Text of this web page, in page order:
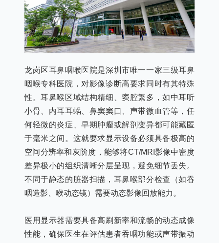
龙岗区耳鼻咽喉医院是深圳市唯一一家三级耳鼻
咽喉专科医院，对影像诊断高要求同时有其特殊
性。耳鼻喉区域结构精细、窦腔繁多，如中耳听
小骨、内耳耳蜗、鼻窦窦口、声带微血管等，任
何轻微的炎症、早期肿瘤或解剖变异都可能藏匿
于毫米之间。这就要求显示设备必须具备极高的
空间分辨率和灰阶度，能够将CT/MRI影像中密度
差异极小的组织清晰分层呈现，避免细节丢失。
不同于静态的脏器扫描，耳鼻喉部分检查（如吞
咽造影、喉动态镜）需要动态影像回放能力。
医用显示器需要具备高刷新率和流畅的动态成像
性能，确保医生在评估患者吞咽功能或声带振动